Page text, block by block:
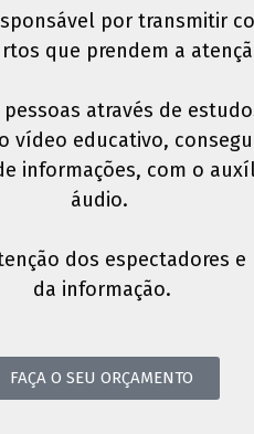
por transmitir
que prendem a
através de
vídeo educativo,
informações, com o
áudio.
dos espectadores
da informação.
FAÇA O SEU ORÇAMENTO